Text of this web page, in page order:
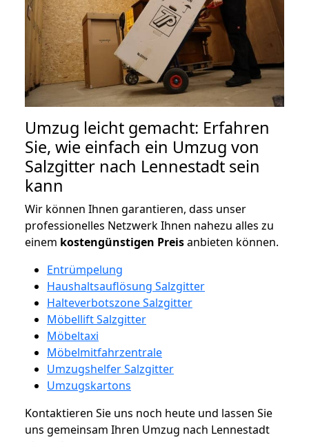
Umzug leicht gemacht: Erfahren
Sie, wie einfach ein Umzug von
Salzgitter nach Lennestadt sein
kann
Wir können Ihnen garantieren, dass unser
professionelles Netzwerk Ihnen nahezu alles zu
einem kostengünstigen Preisanbieten können.
Entrümpelung
Haushaltsauflösung Salzgitter
Halteverbotszone Salzgitter
Möbellift Salzgitter
Möbeltaxi
Möbelmitfahrzentrale
Umzugshelfer Salzgitter
Umzugskartons
Kontaktieren Sie uns noch heute und lassen Sie
uns gemeinsam Ihren Umzug nach Lennestadt